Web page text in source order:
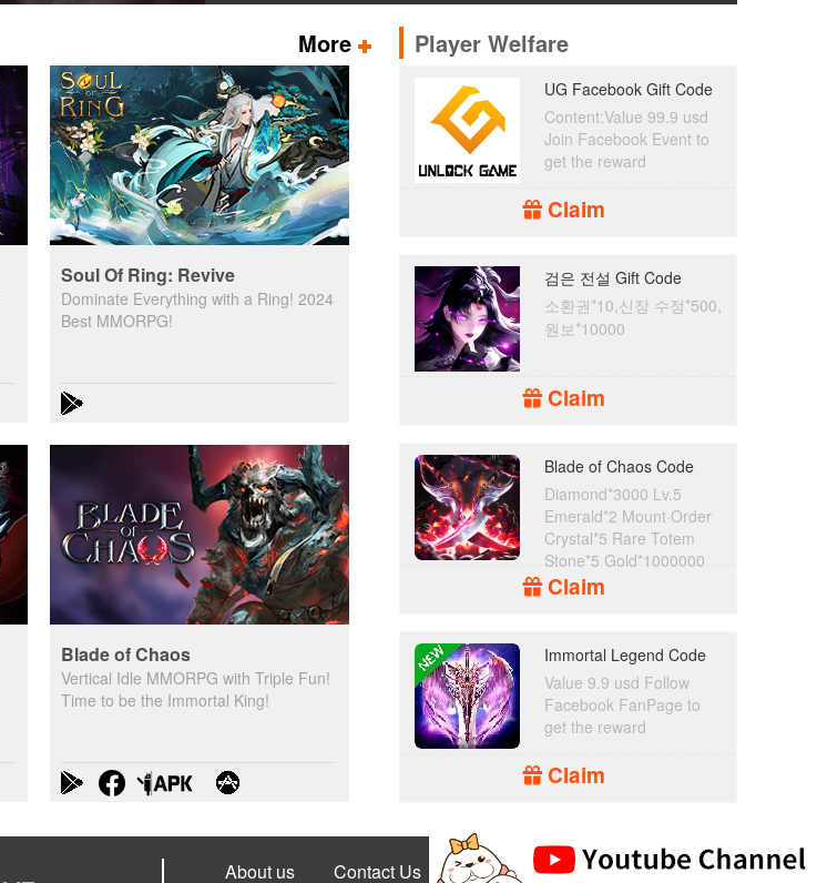
More
Soul Of Ring: Revive
Dominate Everything with a Ring! 2024
Best MMORPG!
Blade of Chaos
Vertical Idle MMORPG with Triple Fun!
Time to be the Immortal King!
Player Welfare
UG Facebook Gift Code
Content:Value 99.9 usd
Join Facebook Event to
get the reward
Claim
검은 전설 Gift Code
소환권*10,신장 수정*500,
원보*10000
Claim
Blade of Chaos Code
Diamond*3000 Lv.5
Emerald*2 Mount·Order
Crystal*5 Rare Totem
Stone*5 Gold*1000000
Claim
Immortal Legend Code
Value 9.9 usd Follow
Facebook FanPage to
get the reward
Claim
About us Contact Us Privacy Policy Terms of Service